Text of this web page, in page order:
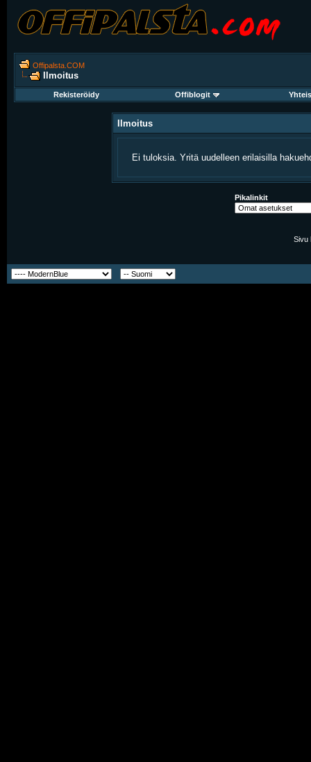
Offipalsta.COM
Ilmoitus
Rekisteröidy Offiblogit
Ilmoitus
Ei tuloksia. Yritä uudelleen erilaisilla
Pikalinkit
Sivu